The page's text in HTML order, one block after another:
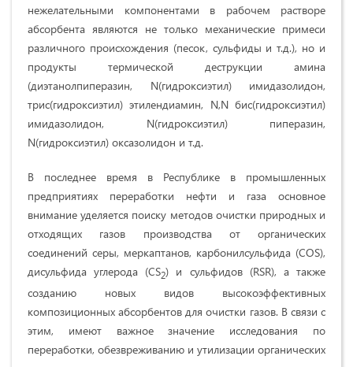
нежелательными компонентами в рабочем растворе
абсорбента являются не только механические примеси
различного происхождения (песок, сульфиды и т.д.), но и
продукты термической деструкции амина
(диэтанолпиперазин, N(гидроксиэтил) имидазолидон,
трис(гидроксиэтил) этилендиамин, N,N бис(гидроксиэтил)
имидазолидон, N(гидроксиэтил) пиперазин,
N(гидроксиэтил) оксазолидон и т.д.
В последнее время в Республике в промышленных
предприятиях перера­ботки нефти и газа основное
внимание уделяется поиску методов очистки природных и
отходящих газов производства от органических
соединений серы, меркаптанов, карбонилсульфида (СОS),
дисульфида углерода (СS2) и сульфидов (RSR), а также
созданию новых видов высокоэффективных
композиционных абсорбентов для очистки газов. В связи с
этим, имеют важное значение исследования по
переработки, обезврежи­ванию и утилизации органических